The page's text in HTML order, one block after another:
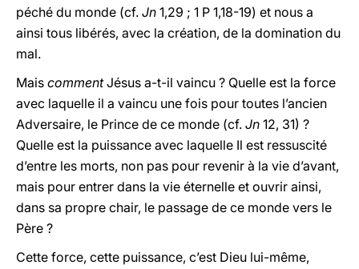
péché du monde (cf. Jn 1,29 ; 1 P 1,18-19) et nous a
ainsi tous libérés, avec la création, de la domination du
mal.
Mais commentJésus a-t-il vaincu ? Quelle est la force
avec laquelle il a vaincu une fois pour toutes l’ancien
Adversaire, le Prince de ce monde (cf. Jn 12, 31) ?
Quelle est la puissance avec laquelle Il est ressuscité
d’entre les morts, non pas pour revenir à la vie d’avant,
mais pour entrer dans la vie éternelle et ouvrir ainsi,
dans sa propre chair, le passage de ce monde vers le
Père ?
Cette force, cette puissance, c’est Dieu lui-même,